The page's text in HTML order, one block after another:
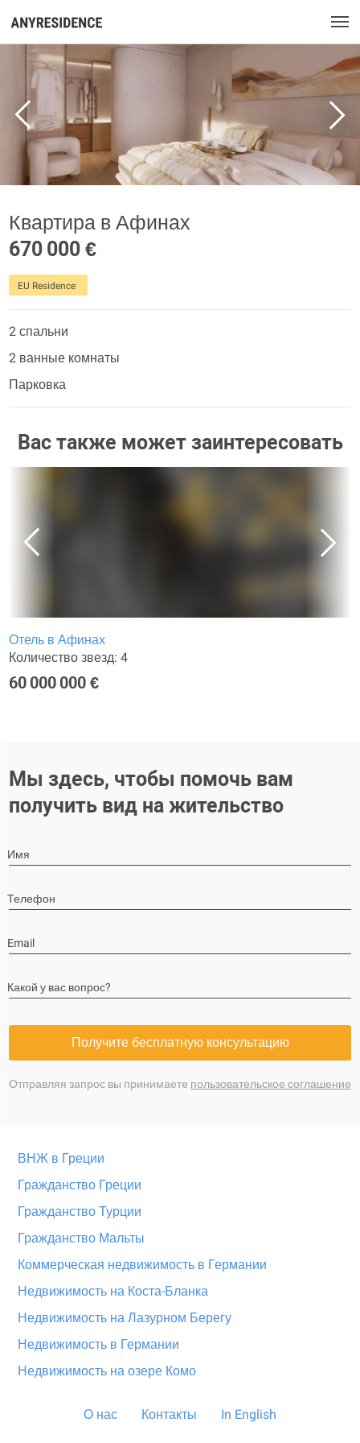
Квартира в Афинах
670 000 €
EU Residence
2 спальни
2 ванные комнаты
Парковка
Вас также может заинтересовать
Отель в Афинах
Количество звезд: 4
60 000 000 €
Мы здесь, чтобы помочь вам
получить вид на жительство
Имя
Телефон
Email
Какой у вас вопрос?
Получите бесплатную консультацию
Отправляя запрос вы принимаете пользовательское соглашение
ВНЖ в Греции
Гражданство Греции
Гражданство Турции
Гражданство Мальты
Коммерческая недвижимость в Германии
Недвижимость на Коста-Бланка
Недвижимость на Лазурном Берегу
Недвижимость в Германии
Недвижимость на озере Комо
О нас Контакты In English